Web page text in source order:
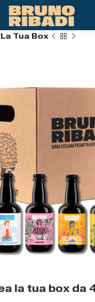
Tua Box
la tua box da